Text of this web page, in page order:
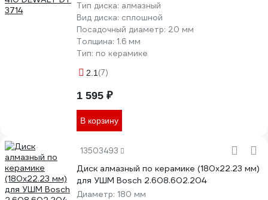
Тип диска: алмазный
Вид диска: сплошной
Посадочный диаметр: 20 мм
Толщина: 1.6 мм
Тип: по керамике
2.1 (7)
1 595 ₽
В корзину
13503493
Диск алмазный по керамике (180х22.23 мм)
для УШМ Bosch 2.608.602.204
Диаметр: 180 мм